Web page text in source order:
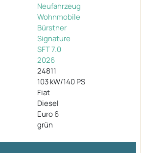
Neufahrzeug
Wohnmobile
Bürstner
Signature
SFT 7.0
2026
24811
103 kW/140 PS
Fiat
Diesel
Euro 6
grün